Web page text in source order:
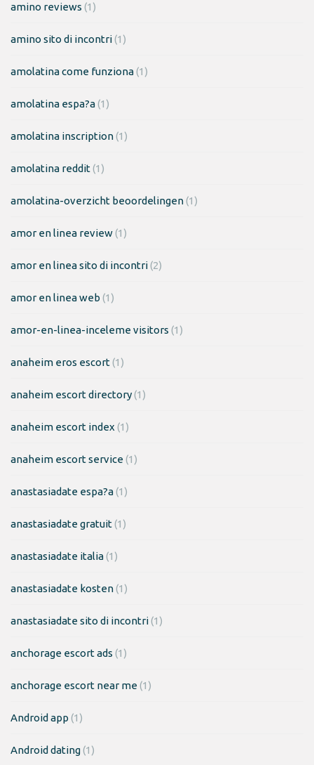
amino reviews (1)
amino sito di incontri(1)
amolatina come funziona(1)
amolatina espa?a(1)
amolatina inscription(1)
amolatina reddit(1)
amolatina-overzicht beoordelingen(1)
amor en linea review(1)
amor en linea sito di incontri(2)
amor en linea web (1)
amor-en-linea-inceleme visitors (1)
anaheim eros escort(1)
anaheim escort directory(1)
anaheim escort index (1)
anaheim escort service(1)
anastasiadate espa?a(1)
anastasiadate gratuit(1)
anastasiadate italia(1)
anastasiadate kosten(1)
anastasiadate sito di incontri(1)
anchorage escort ads (1)
anchorage escort near me(1)
Android app (1)
Android dating(1)